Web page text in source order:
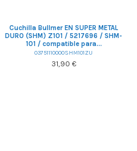
Cuchilla Bullmer EN SUPER METAL
DURO (SHM) Z101 / 5217696 / SHM-
101 / compatible para...
03751110000SHM101ZU
31,90 €